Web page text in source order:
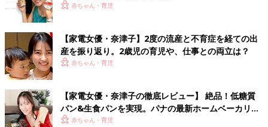
赤ちゃん・育児
【家電女優・奈津子】2度の流産と不育症を経ての出
産を振り返り。2歳児の育児や、仕事との両立は？
赤ちゃん・育児
【家電女優・奈津子の徹底レビュー】 絶品！低糖質
パン&生食パンを実現。パナの最新ホームベーカリー
は食卓の救世主だった
赤ちゃん・育児